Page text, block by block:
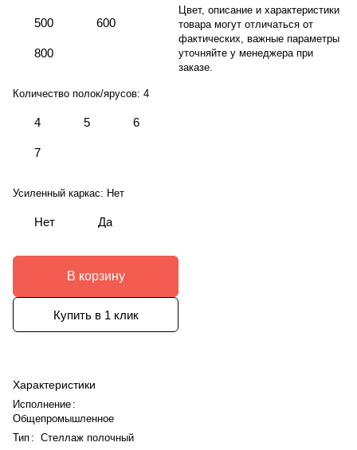
500 600
800
Количество полок/ярусов: 4
4 5 6
7
Усиленный каркас: Нет
Нет Да
В корзину
Купить в 1 клик
Характеристики
Исполнение :
Общепромышленное
Тип : Стеллаж полочный
Цвет, описание и характеристики
товара могут отличаться от
фактических, важные параметры
уточняйте у менеджера при
заказе.